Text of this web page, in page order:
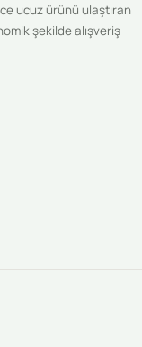
ucuz ürünü ulaştıran
şekilde alışveriş